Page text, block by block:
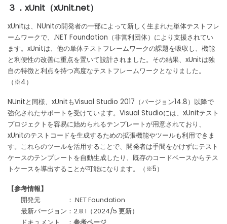
３．xUnit（xUnit.net）
xUnitは、NUnitの開発者の一部によって新しく生まれた単体テストフレ
ームワークで、.NET Foundation（非営利団体）により支援されてい
ます。xUnitは、他の単体テストフレームワークの課題を吸収し、機能
と利便性の改善に重点を置いて設計されました。その結果、xUnitは独
自の特徴と利点を持つ高度なテストフレームワークとなりました。
（※4）
NUnitと同様、xUnitもVisual Studio 2017（バージョン14.8）以降で
強化されたサポートを受けています。Visual Studioには、xUnitテスト
プロジェクトを容易に始められるテンプレートが用意されており、
xUnitのテストコードを生成するための拡張機能やツールも利用できま
す。これらのツールを活用することで、開発者は手間をかけずにテスト
ケースのテンプレートを自動生成したり、既存のコードベースからテス
トケースを導出することが可能になります。（※5）
【参考情報】
開発元 ：.NET Foundation
最新バージョン：2.8.1（2024/5 更新）
ドキュメント ： 参考ページ